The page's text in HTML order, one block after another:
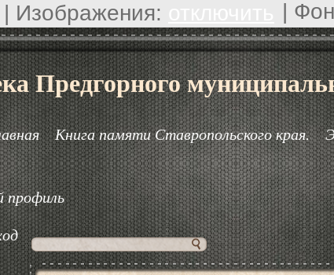
| Изображения: |
Предгорного
Книга памяти Ставропольского края.
профиль